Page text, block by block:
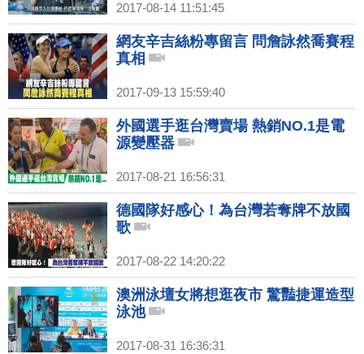
2017-08-14 11:51:45
網友辛吉絲粉專留言 問詹詠然喬賽程
真相
2017-09-13 15:59:40
外國選手逛台灣賣場 熱銷NO.1是電
源變壓器
2017-08-21 16:56:31
德國隊好感心！為台灣若奪牌不放國
歌
2017-08-22 14:20:22
澳洲泳壇女將想逛夜市 驚豔捷運造型
泳池
2017-08-31 16:36:31